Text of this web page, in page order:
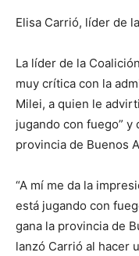
Elisa Carrió, líder de
La líder de la
muy crítica con la
Milei, a quien le
jugando con fuego”
provincia de Buenos
“A mí me da la
está jugando con
gana la provincia de
lanzó Carrió al hacer